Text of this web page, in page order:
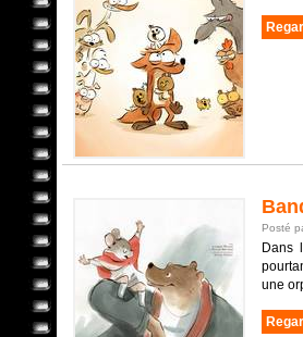
Posté
Dans
une